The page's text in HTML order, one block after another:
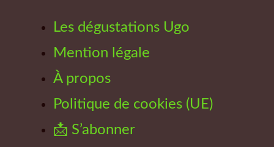
Les dégustations Ugo
Mention légale
À propos
Politique de cookies (UE)
📩 S’abonner